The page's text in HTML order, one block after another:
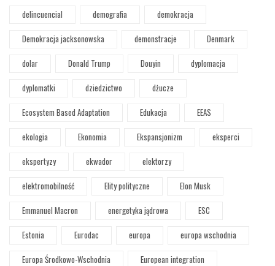
delincuencial demografia
demokracja
Demokracja jacksonowska
demonstracje
Denmark
dolar
Donald Trump Douyin
dyplomacja
dyplomatki
dziedzictwo
dżucze
Ecosystem Based Adaptation
Edukacja
EEAS
ekologia
Ekonomia Ekspansjonizm
eksperci
ekspertyzy
ekwador
elektorzy
elektromobilność
Elity polityczne
Elon Musk
Emmanuel Macron
energetyka jądrowa
ESC
Estonia
Eurodac europa
europa wschodnia
Europa Środkowo-Wschodnia
European integration